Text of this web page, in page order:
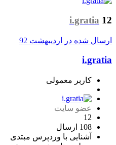
i.gratia 12
ارسال شده در اردیبهشت 92
i.gratia
کاربر معمولی
عضو سایت
12
108 ارسال
آشنایی با وردپرس مبتدی